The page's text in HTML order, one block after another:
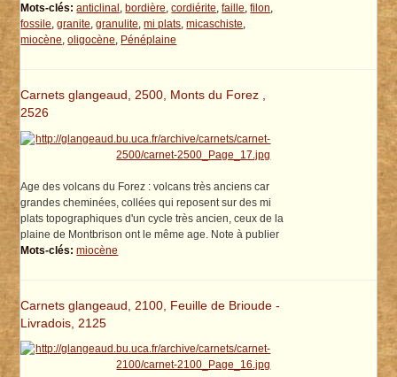
Mots-clés: anticlinal,bordière,cordiérite,faille,filon,
fossile,granite,granulite,mi plats,micaschiste,
miocène,oligocène, Pénéplaine
Carnets glangeaud, 2500, Monts du Forez ,
2526
Age des volcans du Forez : volcans très anciens car
grandes cheminées, collées qui reposent sur des mi
plats topographiques d'un cycle très ancien, ceux de la
plaine de Montbrison ont le même age. Note à publier
Mots-clés: miocène
Carnets glangeaud, 2100, Feuille de Brioude -
Livradois, 2125